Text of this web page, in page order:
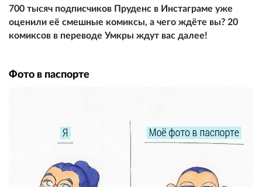
700 тысяч подписчиков Пруденс в Инстаграме уже
оценили её смешные комиксы, а чего ждёте вы? 20
комиксов в переводе Умкры ждут вас далее!
Фото в паспорте